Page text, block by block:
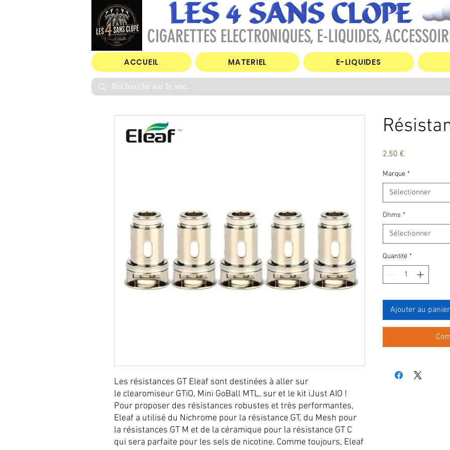
CIGARETTES ELECTRONIQUES, E-LIQUIDES,
ACCUEIL MATERIEL E-LIQUIDES
Les résistances GT Eleaf sont destinées à aller sur
le clearomiseur GTiO, Mini GoBall MTL, sur et le kit iJust AIO !
Pour proposer des résistances robustes et très performantes,
Eleaf a utilisé du Nichrome pour la résistance GT, du Mesh pour
la résistances GT M et de la céramique pour la résistance GT C
qui sera parfaite pour les sels de nicotine. Comme toujours, Eleaf
2,50 €
Marque *
Sélectionner
Ohms *
Sélectionner
Quantité *
Ajouter au panier